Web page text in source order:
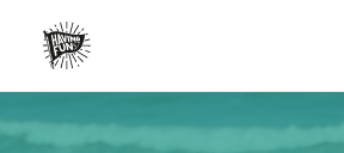
LIFESTYLE